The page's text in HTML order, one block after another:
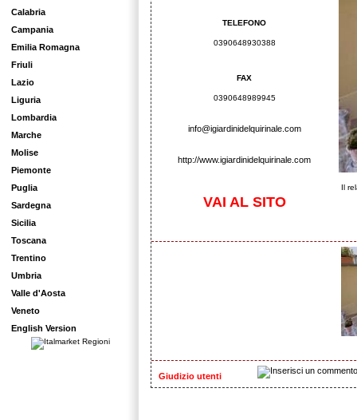
Calabria
Campania
Emilia Romagna
Friuli
Lazio
Liguria
Lombardia
Marche
Molise
Piemonte
Puglia
Sardegna
Sicilia
Toscana
Trentino
Umbria
Valle d'Aosta
Veneto
English Version
TELEFONO
0390648930388
FAX
0390648989945
info@igiardinidelquirinale.com
http://www.igiardinidelquirinale.com
VAI AL SITO
Il
Giudizio utenti